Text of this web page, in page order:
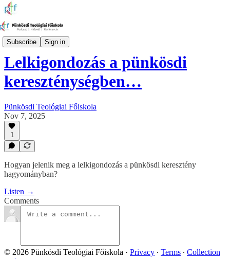
Subscribe Sign in
Konferenciák
Lelkigondozás a pünkösdi
kereszténységben…
Pünkösdi Teológiai Főiskola
Nov 7, 2025
1
Hogyan jelenik meg a lelkigondozás a pünkösdi keresztény
hagyományban?
Listen →
Comments
© 2026 Pünkösdi Teológiai Főiskola · Privacy ∙ Terms ∙ Collection